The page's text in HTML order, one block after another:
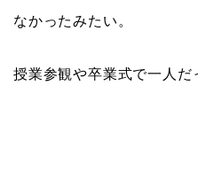
なかったみたい。
授業参観や卒業式で一人だ